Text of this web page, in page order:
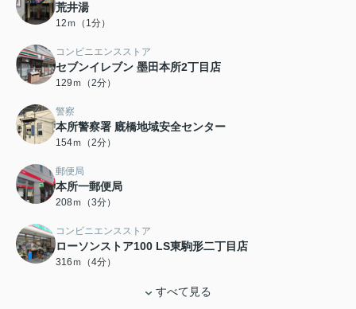
荒井湯
12ｍ（1分）
コンビニエンスストア
セブンイレブン 墨田本所2丁目店
129ｍ（2分）
警察
本所警察署 廐橋地域安全センター
154ｍ（2分）
郵便局
本所一郵便局
208ｍ（3分）
コンビニエンスストア
ローソンストア100 LS東駒形二丁目店
316ｍ（4分）
すべて見る